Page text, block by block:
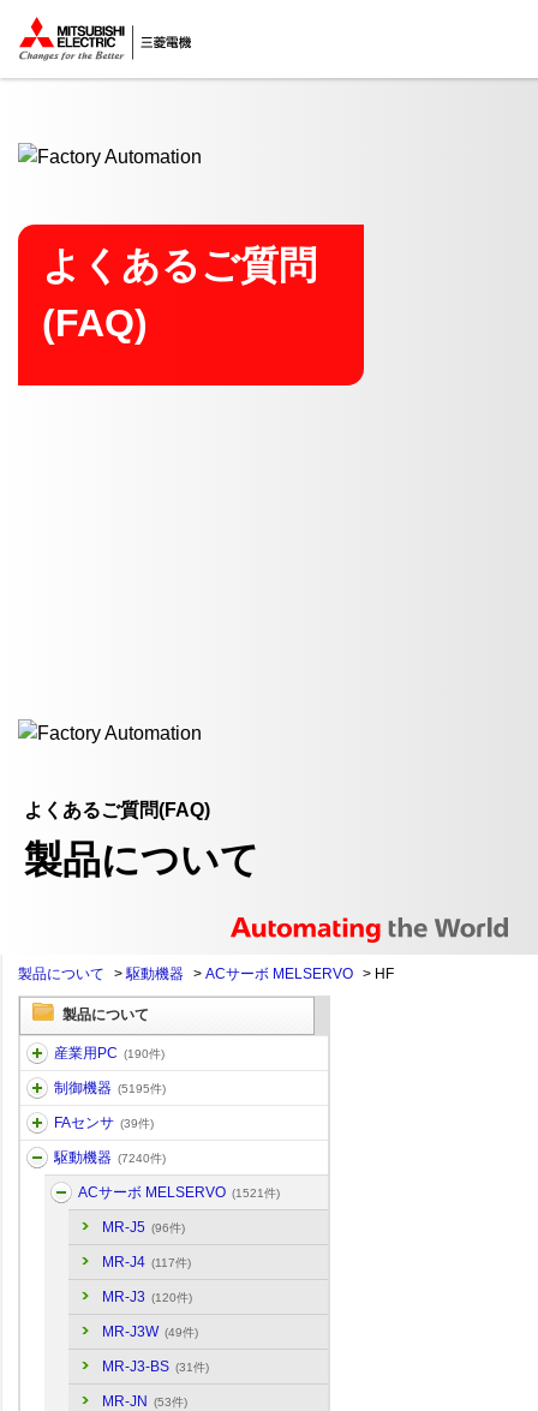
ここから本文
よくあるご質問
(FAQ)
よくあるご質問(FAQ)
製品について
製品について >駆動機器 > ACサーボ MELSERVO > HF
製品について
産業用PC (190件)
制御機器 (5195件)
FAセンサ (39件)
駆動機器 (7240件)
ACサーボ MELSERVO (1521件)
MR-J5 (96件)
MR-J4 (117件)
MR-J3 (120件)
MR-J3W (49件)
MR-J3-BS (31件)
MR-JN (53件)